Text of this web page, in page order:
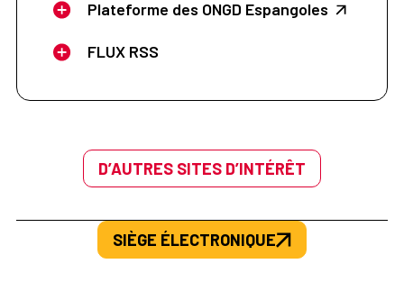
Plateforme des ONGD Espangoles
FLUX RSS
D’AUTRES SITES D’INTÉRÊT
SIÈGE ÉLECTRONIQUE